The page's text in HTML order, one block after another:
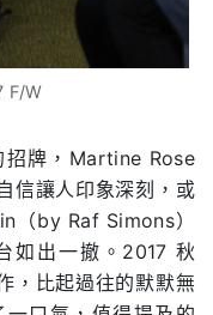
F/W
招牌，Martine Rose
信讓人印象深刻，或
（by Raf Simons）
如出一撤。2017 秋
，比起過往的默默無